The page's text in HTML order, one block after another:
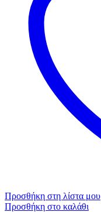
Προσθήκη στη λίστα μου
Προσθήκη στο καλάθι